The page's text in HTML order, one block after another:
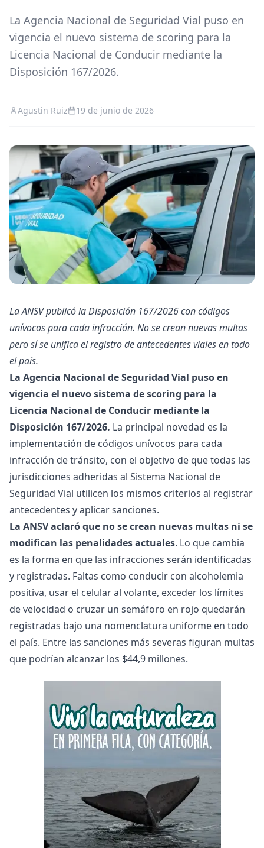
La Agencia Nacional de Seguridad Vial puso en
vigencia el nuevo sistema de scoring para la
Licencia Nacional de Conducir mediante la
Disposición 167/2026.
Agustin Ruiz 19 de junio de 2026
La ANSV publicó la Disposición 167/2026 con códigos
unívocos para cada infracción. No se crean nuevas multas
pero sí se unifica el registro de antecedentes viales en todo
el país.
La Agencia Nacional de Seguridad Vial puso en
vigencia el nuevo sistema de scoring para la
Licencia Nacional de Conducir mediante la
Disposición 167/2026. La principal novedad es la
implementación de códigos unívocos para cada
infracción de tránsito, con el objetivo de que todas las
jurisdicciones adheridas al Sistema Nacional de
Seguridad Vial utilicen los mismos criterios al registrar
antecedentes y aplicar sanciones.
La ANSV aclaró que no se crean nuevas multas ni se
modifican las penalidades actuales. Lo que cambia
es la forma en que las infracciones serán identificadas
y registradas. Faltas como conducir con alcoholemia
positiva, usar el celular al volante, exceder los límites
de velocidad o cruzar un semáforo en rojo quedarán
registradas bajo una nomenclatura uniforme en todo
el país. Entre las sanciones más severas figuran multas
que podrían alcanzar los $44,9 millones.